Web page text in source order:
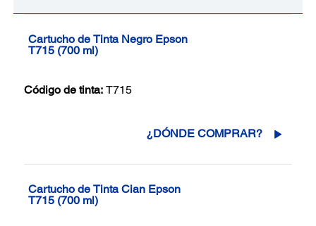
Cartucho de Tinta Negro Epson
T715 (700 ml)
Código de tinta: T715
¿DÓNDE COMPRAR?
Cartucho de Tinta Cian Epson
T715 (700 ml)